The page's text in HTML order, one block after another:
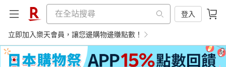
登入
立即加入樂天會員，讓您邊購物邊賺點數！